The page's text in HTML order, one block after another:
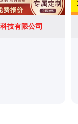
技有限公司